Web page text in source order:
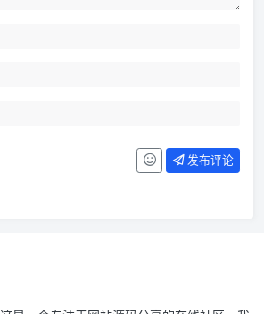
发布评论
最新彩虹代刷破解版源码简介